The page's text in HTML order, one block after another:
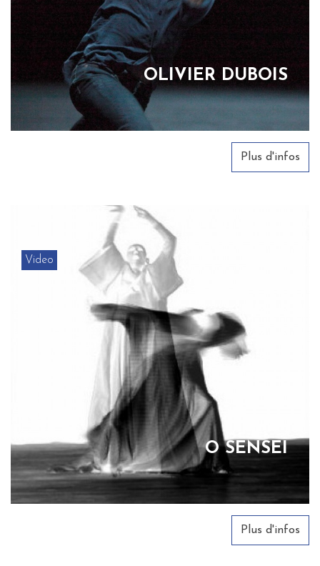
OLIVIER DUBOIS
Plus d'infos
O SENSEI
Video
Plus d'infos